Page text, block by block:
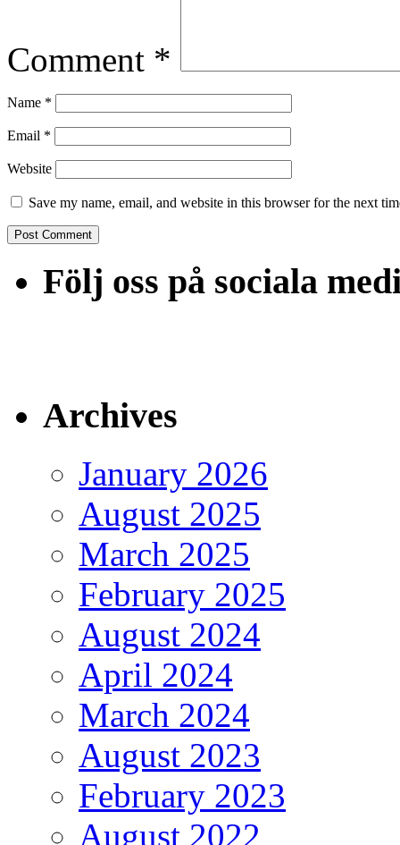
Comment *
Name *
Email *
Website
Save my name, email, and website in this browser for the next
Följ oss på sociala
Archives
January 2026
August 2025
March 2025
February 2025
August 2024
April 2024
March 2024
August 2023
February 2023
August 2022